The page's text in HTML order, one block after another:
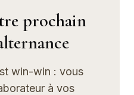
prochain
win-win : vous
à vos